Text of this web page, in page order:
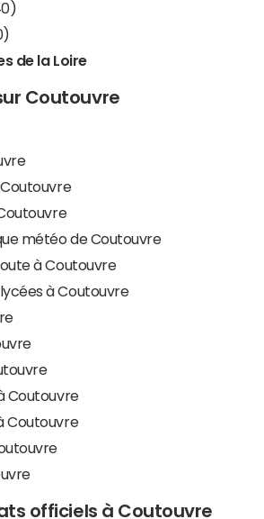
de la Loire
Coutouvre
météo de Coutouvre
à Coutouvre
à Coutouvre
Coutouvre
Coutouvre
officiels à Coutouvre